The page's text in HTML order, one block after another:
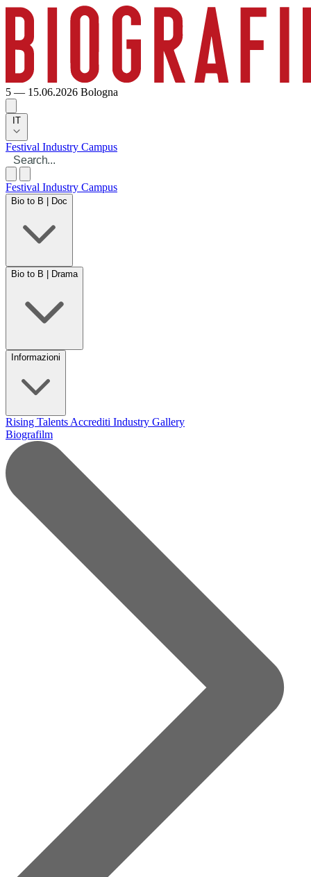
5 — 15.06.2026 Bologna
IT
Festival Industry Campus
Festival Industry Campus
Bio to B | Doc
Bio to B | Drama
Informazioni
Rising Talents Accrediti Industry Gallery
Biografilm